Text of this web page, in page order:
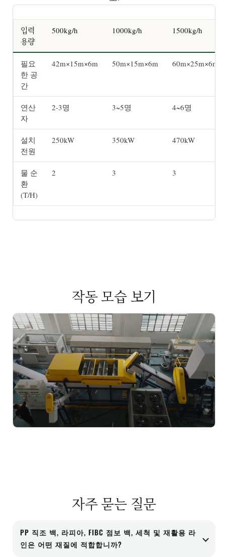
입력
용량
500kg/h 1000kg/h 1500kg/h
필요
한 공
간
42m×15m×6m 50m×15m×6m 60m×25m×6m
연산
자
2-3명 3~5명 4~6명
설치
전원
250kW 350kW 470kW
물 순
환
(T/H)
2 3 3
작동 모습 보기
자주 묻는 질문
PP 직조 백, 라피아, FIBC 점보 백, 세척 및 재활용 라
인은 어떤 재질에 적합합니까?